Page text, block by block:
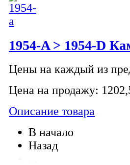
1954-A > 1954-D
Цены на каждый из
Цена на продажу:
Описание товара
В начало
Назад